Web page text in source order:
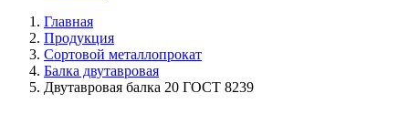
Главная
Продукция
Сортовой металлопрокат
Балка двутавровая
Двутавровая балка 20 ГОСТ 8239